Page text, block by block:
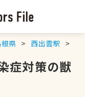
県 西出雲駅
症対策の獣